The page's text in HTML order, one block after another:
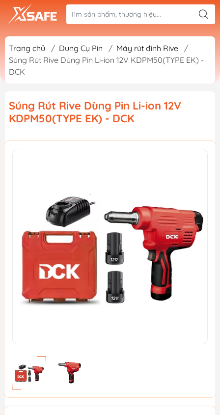
Trang chủ / Dụng Cụ Pin / Máy rút đinh Rive
/
Súng Rút Rive Dùng Pin Li-ion 12V KDPM50(TYPE EK) -
DCK
Súng Rút Rive Dùng Pin Li-ion 12V
KDPM50(TYPE EK) - DCK